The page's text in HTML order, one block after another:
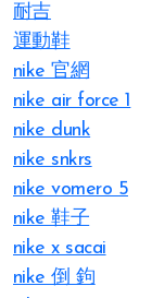
耐吉
運動鞋
nike 官網​
nike air force 1
nike dunk
nike snkrs
nike vomero 5
nike 鞋子​
nike x sacai
nike 倒 鉤